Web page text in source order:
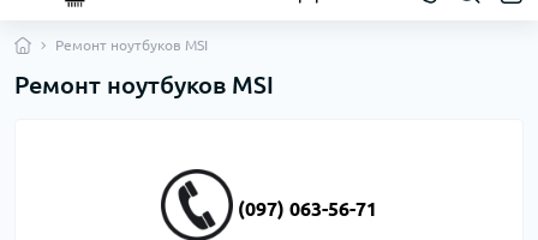
Ремонт ноутбуков MSI
Ремонт ноутбуков MSI
(097) 063-56-71